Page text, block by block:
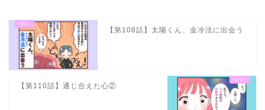
【第108話】太陽くん、金冷法に出会う
【第110話】通じ合えた心②